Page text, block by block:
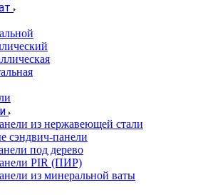
из нержавеющей стали
сэндвич-панели
под дерево
PIR (ПИР)
из минеральной ваты